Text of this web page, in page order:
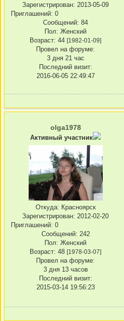
Зарегистрирован: 2013-05-09
Приглашений: 0
Сообщений: 84
Пол: Женский
Возраст: 44 [1982-01-09]
Провел на форуме:
3 дня 21 час
Последний визит:
2016-06-05 22:49:47
olga1978
Активный участник
Откуда: Красноярск
Зарегистрирован: 2012-02-20
Приглашений: 0
Сообщений: 242
Пол: Женский
Возраст: 48 [1978-03-07]
Провел на форуме:
3 дня 13 часов
Последний визит:
2015-03-14 19:56:23